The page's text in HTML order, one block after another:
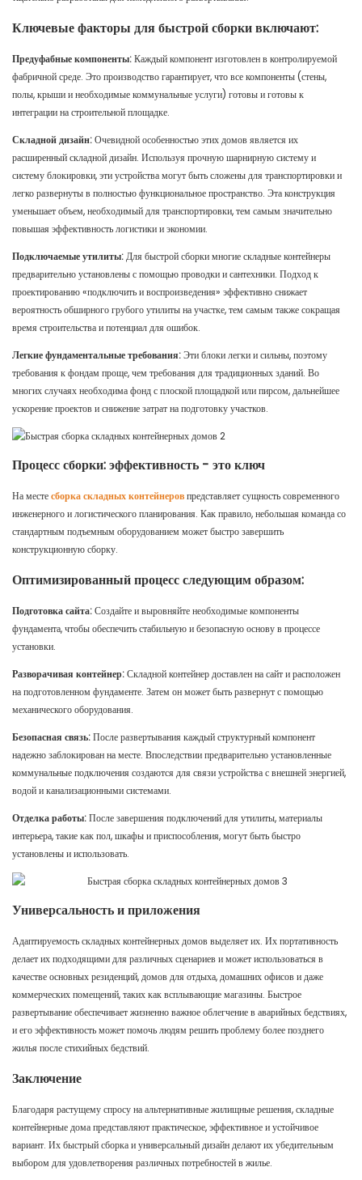
Ключевые факторы для быстрой сборки включают:
Предуфабные компоненты:Каждый компонент изготовлен в контролируемой
фабричной среде. Это производство гарантирует, что все компоненты (стены,
полы, крыши и необходимые коммунальные услуги) готовы и готовы к
интеграции на строительной площадке.
Складной дизайн:Очевидной особенностью этих домов является их
расширенный складной дизайн. Используя прочную шарнирную систему и
систему блокировки, эти устройства могут быть сложены для транспортировки и
легко развернуты в полностью функциональное пространство. Эта конструкция
уменьшает объем, необходимый для транспортировки, тем самым значительно
повышая эффективность логистики и экономии.
Подключаемые утилиты:Для быстрой сборки многие складные контейнеры
предварительно установлены с помощью проводки и сантехники. Подход к
проектированию «подключить и воспроизведения» эффективно снижает
вероятность обширного грубого утилиты на участке, тем самым также сокращая
время строительства и потенциал для ошибок.
Легкие фундаментальные требования:Эти блоки легки и сильны, поэтому
требования к фондам проще, чем требования для традиционных зданий. Во
многих случаях необходима фонд с плоской площадкой или пирсом, дальнейшее
ускорение проектов и снижение затрат на подготовку участков.
Процесс сборки: эффективность - это ключ
На местесборка складных контейнеровпредставляет сущность современного
инженерного и логистического планирования. Как правило, небольшая команда со
стандартным подъемным оборудованием может быстро завершить
конструкционную сборку.
Оптимизированный процесс следующим образом:
Подготовка сайта:Создайте и выровняйте необходимые компоненты
фундамента, чтобы обеспечить стабильную и безопасную основу в процессе
установки.
Разворачивая контейнер:Складной контейнер доставлен на сайт и расположен
на подготовленном фундаменте. Затем он может быть развернут с помощью
механического оборудования.
Безопасная связь:После развертывания каждый структурный компонент
надежно заблокирован на месте. Впоследствии предварительно установленные
коммунальные подключения создаются для связи устройства с внешней энергией,
водой и канализационными системами.
Отделка работы:После завершения подключений для утилиты, материалы
интерьера, такие как пол, шкафы и приспособления, могут быть быстро
установлены и использовать.
Универсальность и приложения
Адаптируемость складных контейнерных домов выделяет их. Их портативность
делает их подходящими для различных сценариев и может использоваться в
качестве основных резиденций, домов для отдыха, домашних офисов и даже
коммерческих помещений, таких как всплывающие магазины. Быстрое
развертывание обеспечивает жизненно важное облегчение в аварийных бедствиях,
и его эффективность может помочь людям решить проблему более позднего
жилья после стихийных бедствий.
Заключение
Благодаря растущему спросу на альтернативные жилищные решения, складные
контейнерные дома представляют практическое, эффективное и устойчивое
вариант. Их быстрый сборка и универсальный дизайн делают их убедительным
выбором для удовлетворения различных потребностей в жилье.